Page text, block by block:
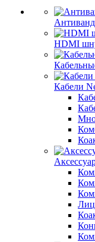
HDMI
Кабели